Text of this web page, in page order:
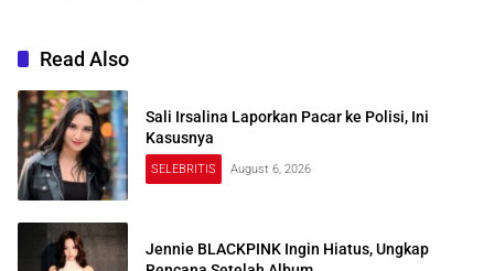
Read Also
Sali Irsalina Laporkan Pacar ke Polisi, Ini
Kasusnya
SELEBRITIS August 6, 2026
Jennie BLACKPINK Ingin Hiatus, Ungkap